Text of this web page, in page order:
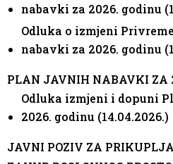
nabavki za 2026. godinu
Odluka o izmjeni
nabavki za 2026. godinu
PLAN JAVNIH NABAVKI ZA
Odluka izmjeni i dopuni
2026. godinu (14.04.2026.)
JAVNI POZIV ZA